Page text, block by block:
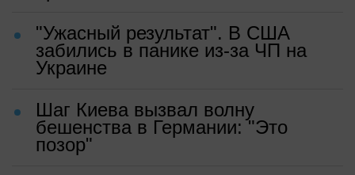
"Ужасный результат". В США
забились в панике из-за ЧП на
Украине
Шаг Киева вызвал волну
бешенства в Германии: "Это
позор"